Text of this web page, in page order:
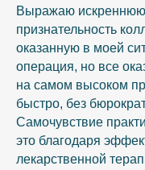
Выражаю искреннюю
признательность
оказанную в моей
операция, но все
на самом высоком
быстро, без
Самочувствие
это благодаря
лекарственной